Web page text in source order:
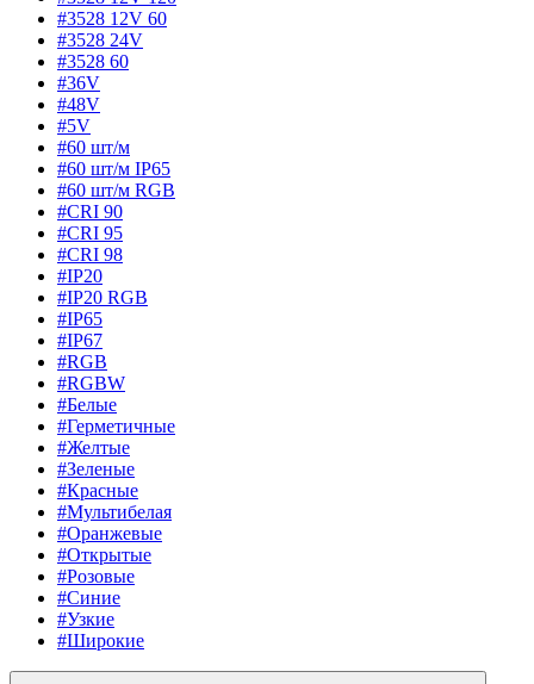
#3528 12V 60
#3528 24V
#3528 60
#36V
#48V
#5V
#60 шт/м
#60 шт/м IP65
#60 шт/м RGB
#CRI 90
#CRI 95
#CRI 98
#IP20
#IP20 RGB
#IP65
#IP67
#RGB
#RGBW
#Белые
#Герметичные
#Желтые
#Зеленые
#Красные
#Мультибелая
#Оранжевые
#Открытые
#Розовые
#Синие
#Узкие
#Широкие